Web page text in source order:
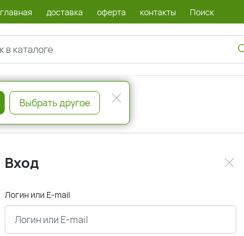
главная доставка оферта контакты Поиск
Вход
Логин или E-mail
Выбрать другое